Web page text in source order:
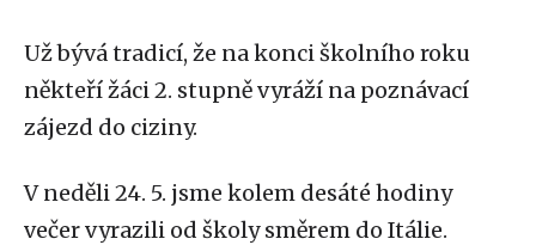
Už bývá tradicí, že na konci školního roku
někteří žáci 2. stupně vyráží na poznávací
zájezd do ciziny.
V neděli 24. 5. jsme kolem desáté hodiny
večer vyrazili od školy směrem do Itálie.